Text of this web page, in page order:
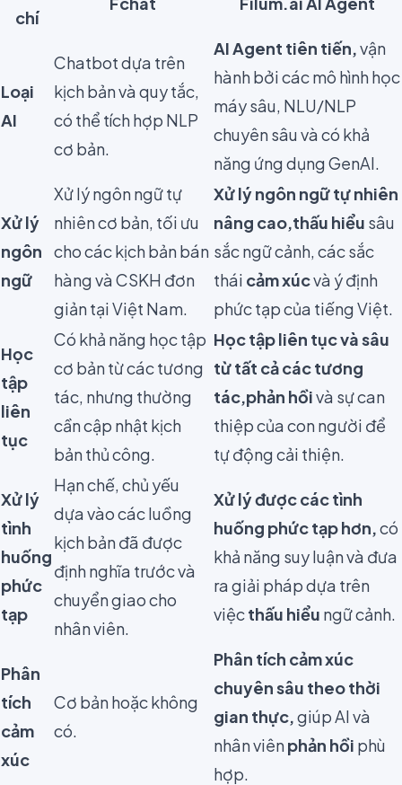
chí
Loại
AI
Chatbot dựa trên
kịch bản và quy tắc,
có thể tích hợp NLP
cơ bản.
AI Agent tiên tiến,vận
hành bởi các mô hình học
máy sâu, NLU/NLP
chuyên sâu và có khả
năng ứng dụng GenAI.
Xử lý
ngôn
ngữ
Xử lý ngôn ngữ tự
nhiên cơ bản, tối ưu
cho các kịch bản bán
hàng và CSKH đơn
giản tại Việt Nam.
Xử lý ngôn ngữ tự nhiên
nâng cao,thấu hiểu sâu
sắc ngữ cảnh, các sắc
thái cảm xúcvà ý định
phức tạp của tiếng Việt.
Học
tập
liên
tục
Có khả năng học tập
cơ bản từ các tương
tác, nhưng thường
cần cập nhật kịch
bản thủ công.
Học tập liên tục và sâu
từ tất cả các tương
tác,phản hồivà sự can
thiệp của con người để
tự động cải thiện.
Xử lý
tình
huống
phức
tạp
Hạn chế, chủ yếu
dựa vào các luồng
kịch bản đã được
định nghĩa trước và
chuyển giao cho
nhân viên.
Xử lý được các tình
huống phức tạp hơn,có
khả năng suy luận và đưa
ra giải pháp dựa trên
việcthấu hiểu ngữ cảnh.
Phân
tích
cảm
xúc
Cơ bản hoặc không
có.
Phân tích cảm xúc
chuyên sâu theo thời
gian thực,giúp AI và
nhân viênphản hồi phù
hợp.